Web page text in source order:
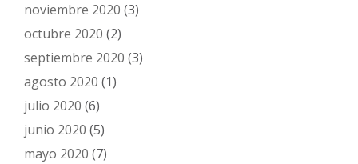
noviembre 2020 (3)
octubre 2020 (2)
septiembre 2020 (3)
agosto 2020 (1)
julio 2020 (6)
junio 2020 (5)
mayo 2020 (7)